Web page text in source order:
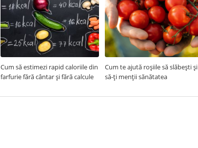
Cum să estimezi rapid caloriile din
farfurie fără cântar și fără calcule
Cum te ajută roșiile să slăbești și
să-ți menții sănătatea